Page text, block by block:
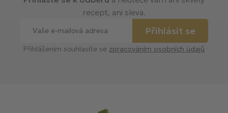
recept, ani sleva.
Přihlásit se
Přihlášením souhlasíte se zpracováním osobních údajů